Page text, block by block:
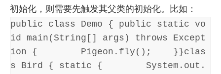
初始化，则需要先触发其父类的初始化。比如：
public class Demo { public static vo
id main(String[] args) throws Except
ion {        Pigeon.fly();    }}clas
s Bird { static {        System.out.